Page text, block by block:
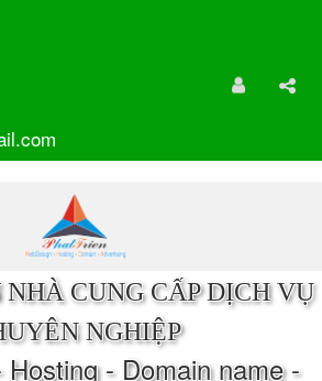
NHÀ CUNG CẤP DỊCH VỤ
NGHIỆP
- Domain name -